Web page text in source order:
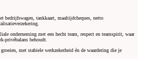
bedrijfswagen, tankkaart, maaltijdcheques, netto
onderneming met een hecht team, respect en teamspirit, waar
privébalans behoudt.
met stabiele werkzekerheid én de waardering die je